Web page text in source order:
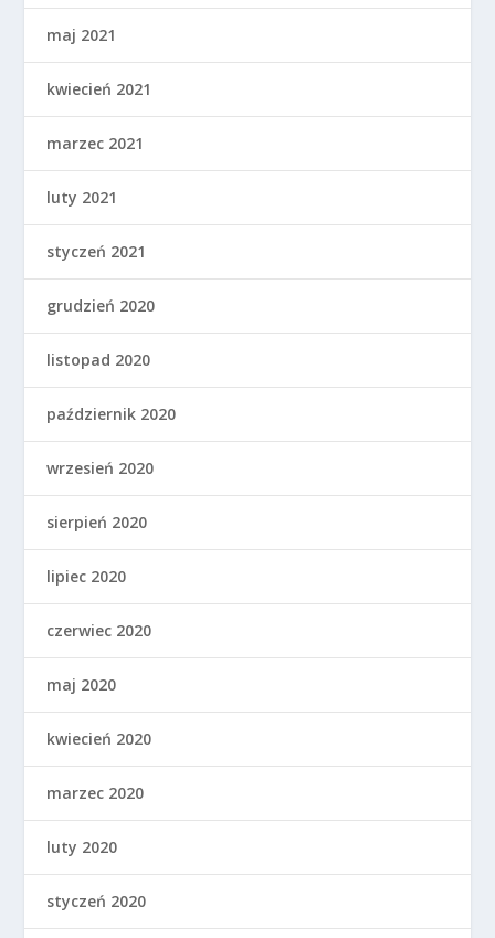
maj 2021
kwiecień 2021
marzec 2021
luty 2021
styczeń 2021
grudzień 2020
listopad 2020
październik 2020
wrzesień 2020
sierpień 2020
lipiec 2020
czerwiec 2020
maj 2020
kwiecień 2020
marzec 2020
luty 2020
styczeń 2020